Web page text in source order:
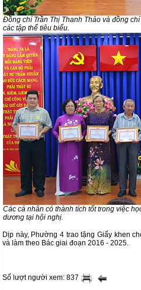
Đồng chí Trần Thị Thanh Thảo và đồng
các tập thể tiêu biểu.
Các cá nhân có thành tích tốt trong việc
dương tại hội nghị.
Dịp này, Phường 4 trao tặng Giấy khen
và làm theo Bác giai đoạn 2016 - 2025.
Số lượt người xem: 837